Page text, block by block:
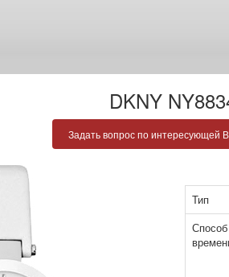
DKNY
Задать вопрос по интересующей
Тип